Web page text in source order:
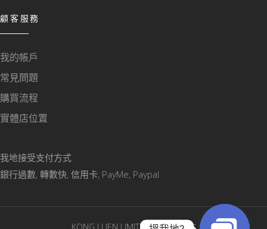
顧客服務
我的帳戶
常見問題
購買流程
實體店位置
我地接受支付方式
銀行過數, 轉數快, 信用卡, PayMe, Paypal
KONG LUEN LIMITED © 版權所有